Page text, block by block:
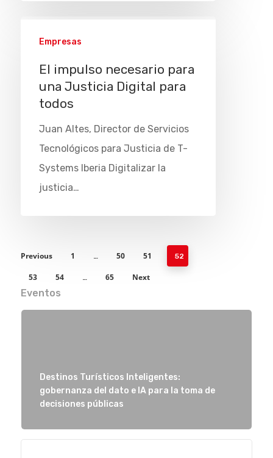
Empresas
El impulso necesario para
una Justicia Digital para
todos
Juan Altes, Director de Servicios
Tecnológicos para Justicia de T-
Systems Iberia Digitalizar la
justicia…
Previous 1 … 50 51 52
53 54 … 65 Next
Eventos
Destinos Turísticos Inteligentes:
gobernanza del dato e IA para la toma de
decisiones públicas